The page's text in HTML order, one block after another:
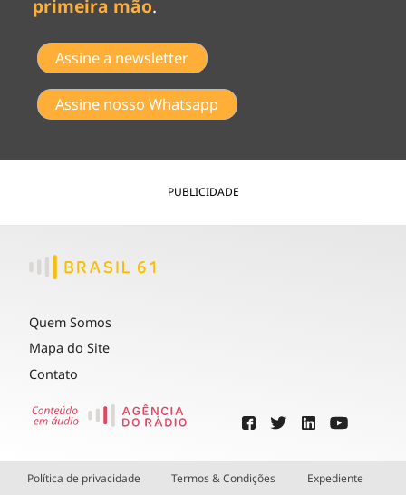
primeira mão.
Assine a newsletter
Assine nosso Whatsapp
PUBLICIDADE
Quem Somos
Mapa do Site
Contato
Política de privacidade Termos & Condições Expediente